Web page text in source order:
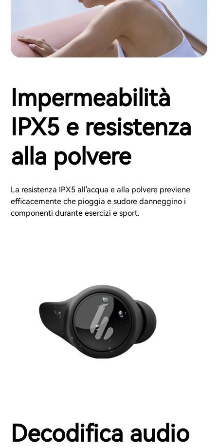
Impermeabilità
IPX5 e resistenza
alla polvere
La resistenza IPX5 all'acqua e alla polvere previene
efficacemente che pioggia e sudore danneggino i
componenti durante esercizi e sport.
Decodifica audio